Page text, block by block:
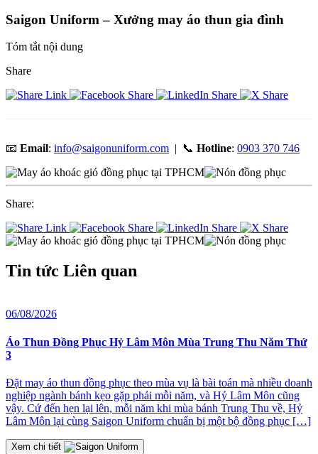
Saigon Uniform – Xưởng may áo thun gia đình
Tóm tắt nội dung
Share
📧 Email: info@saigonuniform.com | 📞 Hotline: 0903 370 746
Share:
Tin tức Liên quan
06/08/2026
Áo Thun Đồng Phục Hỷ Lâm Môn Mùa Trung Thu Năm Thứ
3
Đặt may áo thun đồng phục theo mùa vụ là bài toán mà nhiều doanh
nghiệp ngành bánh kẹo gặp phải mỗi năm, và Hỷ Lâm Môn cũng
vậy. Cứ đến hẹn lại lên, mỗi năm khi mùa bánh Trung Thu về, Hỷ
Lâm Môn lại cùng Saigon Uniform chuẩn bị một bộ đồng phục […]
Xem chi tiết